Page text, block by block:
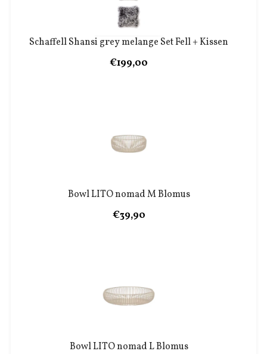
Schaffell Shansi grey melange Set Fell + Kissen
€199,00
Bowl LITO nomad M Blomus
€39,90
Bowl LITO nomad L Blomus